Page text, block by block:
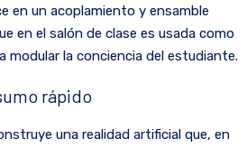
en un acoplamiento y ensamble
en el salón de clase es usada como
modular la conciencia del estudiante.
rápido
una realidad artificial que, en